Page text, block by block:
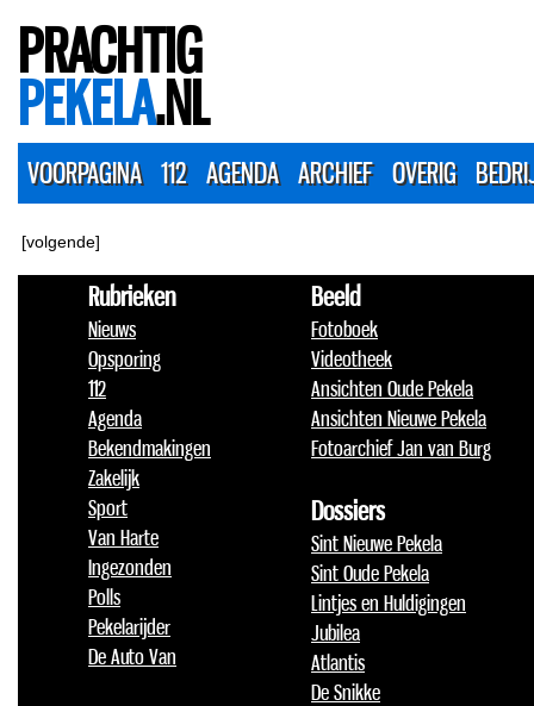
PRACHTIG
PEKELA.NL
VOORPAGINA 112 AGENDA ARCHIEF OVERIG
[volgende]
Rubrieken
Nieuws
Opsporing
112
Agenda
Bekendmakingen
Zakelijk
Sport
Van Harte
Ingezonden
Polls
Pekelarijder
De Auto Van
Beeld
Fotoboek
Videotheek
Ansichten Oude Pekela
Ansichten Nieuwe Pekela
Fotoarchief Jan van Burg
Dossiers
Sint Nieuwe Pekela
Sint Oude Pekela
Lintjes en Huldigingen
Jubilea
Atlantis
De Snikke